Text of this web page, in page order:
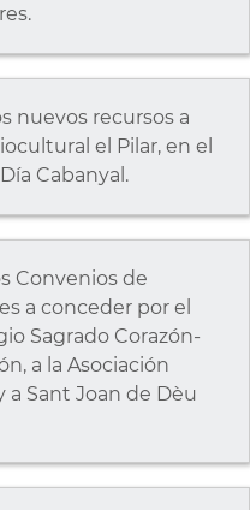
nuevos recursos a
el Pilar, en el
Cabanyal.
Convenios de
a conceder por el
Sagrado Corazón-
a la Asociación
a Sant Joan de Dèu